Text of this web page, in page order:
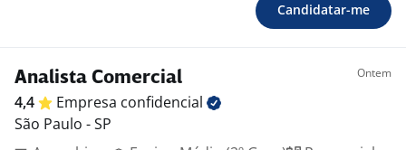
Candidatar-me
Analista Comercial Ontem
4,4 Empresa confidencial
São Paulo - SP